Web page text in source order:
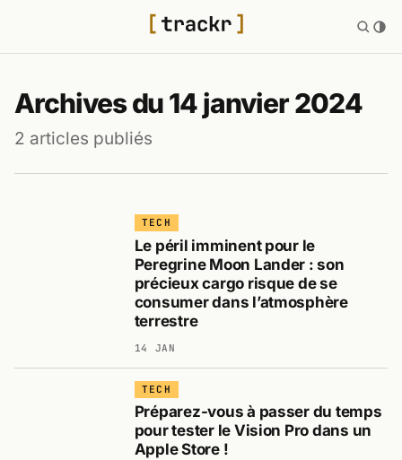
Archives du 14 janvier 2024
2 articles publiés
TECH
Le péril imminent pour le
Peregrine Moon Lander : son
précieux cargo risque de se
consumer dans l’atmosphère
terrestre
14 JAN
TECH
Préparez-vous à passer du temps
pour tester le Vision Pro dans un
Apple Store !